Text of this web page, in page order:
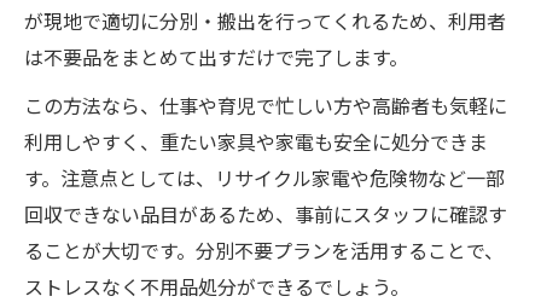
が現地で適切に分別・搬出を行ってくれるため、利用者
は不要品をまとめて出すだけで完了します。
この方法なら、仕事や育児で忙しい方や高齢者も気軽に
利用しやすく、重たい家具や家電も安全に処分できま
す。注意点としては、リサイクル家電や危険物など一部
回収できない品目があるため、事前にスタッフに確認す
ることが大切です。分別不要プランを活用することで、
ストレスなく不用品処分ができるでしょう。